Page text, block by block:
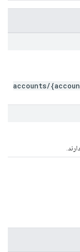
accounts/